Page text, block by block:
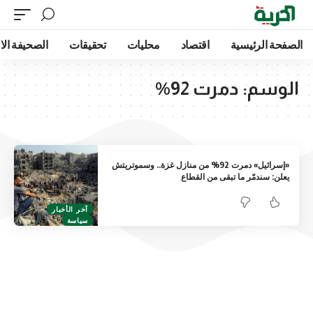
الصفحة الرئيسية اقتصاد محليات تحقيقات الصحيفة
الوسم: دمرت 92%
آخر الأخبار
سياسة
«إسرائيل» دمرت 92% من منازل غزة.. وسموتريتش
يعلن: سندمّر ما تبقى من القطاع